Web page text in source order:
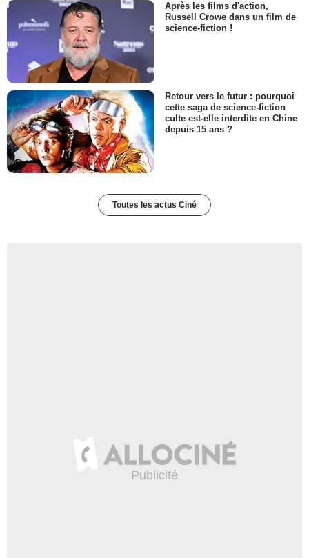
Après les films d'action,
Russell Crowe dans un film de
science-fiction !
Retour vers le futur : pourquoi
cette saga de science-fiction
culte est-elle interdite en Chine
depuis 15 ans ?
Toutes les actus Ciné